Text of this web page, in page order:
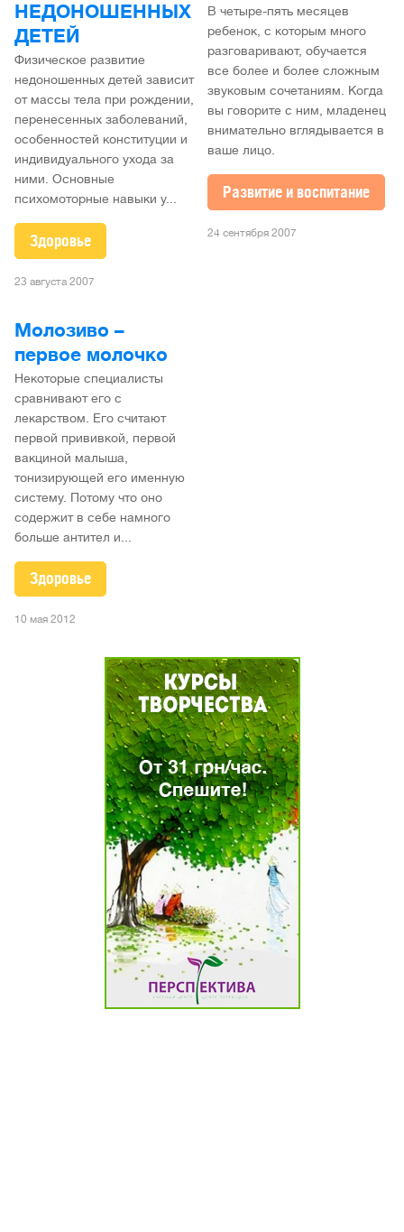
НЕДОНОШЕННЫХ
ДЕТЕЙ
Физическое развитие
недоношенных детей зависит
от массы тела при рождении,
перенесенных заболеваний,
особенностей конституции и
индивидуального ухода за
ними. Основные
психомоторные навыки у...
Здоровье
23 августа 2007
В четыре-пять месяцев
ребенок, с которым много
разговаривают, обучается
все более и более сложным
звуковым сочетаниям. Когда
вы говорите с ним, младенец
внимательно вглядывается в
ваше лицо.
Развитие и воспитание
24 сентября 2007
Молозиво –
первое молочко
Некоторые специалисты
сравнивают его с
лекарством. Его считают
первой прививкой, первой
вакциной малыша,
тонизирующей его именную
систему. Потому что оно
содержит в себе намного
больше антител и...
Здоровье
10 мая 2012